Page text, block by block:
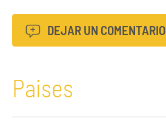
DEJAR UN COMENTARIO
Paises